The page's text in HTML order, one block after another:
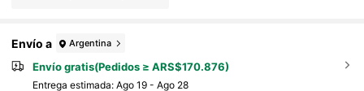
Envío a Argentina
Envío gratis(Pedidos ≥ ARS$170.876)
Entrega estimada: Ago 19 - Ago 28